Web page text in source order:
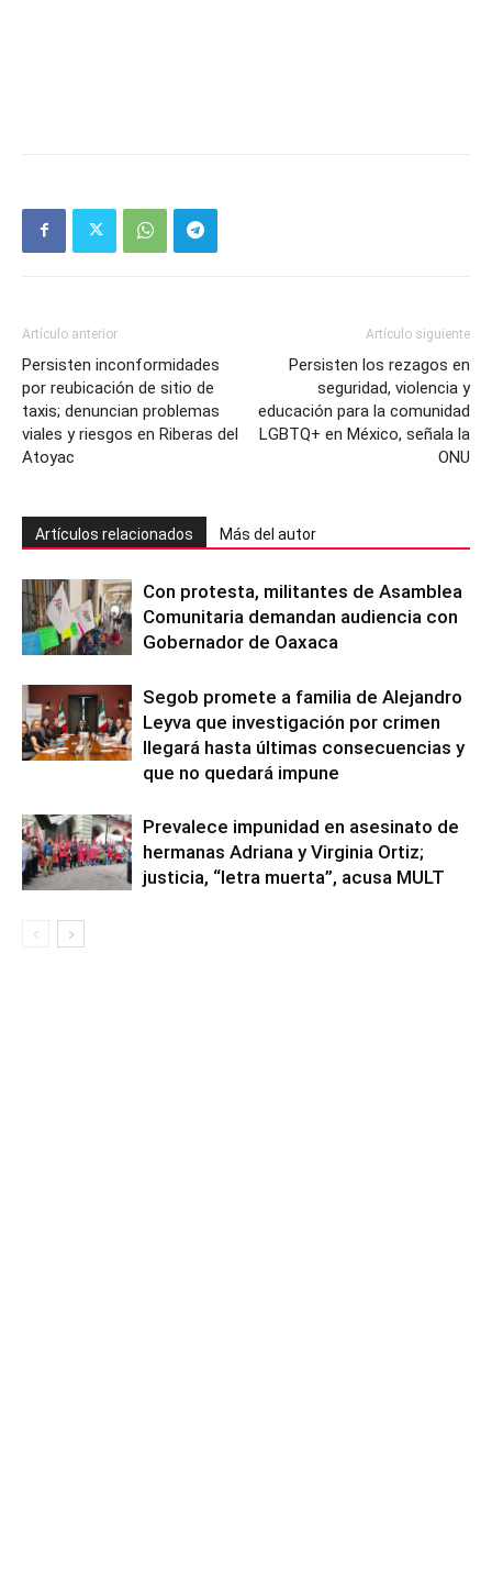
Artículo anterior
Persisten inconformidades
por reubicación de sitio de
taxis; denuncian problemas
viales y riesgos en Riberas del
Atoyac
Artículo siguiente
Persisten los rezagos en
seguridad, violencia y
educación para la comunidad
LGBTQ+ en México, señala la
ONU
Artículos relacionados Más del autor
Con protesta, militantes de Asamblea
Comunitaria demandan audiencia con
Gobernador de Oaxaca
Segob promete a familia de Alejandro
Leyva que investigación por crimen
llegará hasta últimas consecuencias y
que no quedará impune
Prevalece impunidad en asesinato de
hermanas Adriana y Virginia Ortiz;
justicia, “letra muerta”, acusa MULT